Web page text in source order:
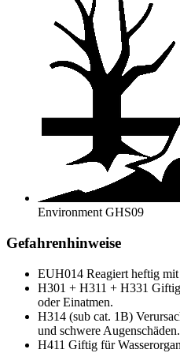
Environment GHS09
Gefahrenhinweise
EUH014 Reagiert heftig mit
H301 + H311 + H331
oder Einatmen.
H314 (sub cat. 1B)
und schwere Augenschäden.
H411 Giftig für